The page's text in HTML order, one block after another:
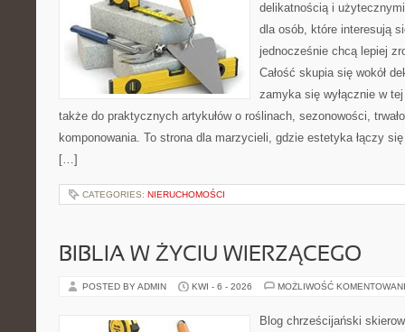
delikatnością i
dla osób, które interesują
jednocześnie chcą lepiej
Całość skupia się wokół
zamyka się wyłącznie w
także do praktycznych artykułów o roślinach, sezonowości,
komponowania. To strona dla marzycieli, gdzie estetyka łączy
[…]
CATEGORIES: NIERUCHOMOŚCI
BIBLIA W ŻYCIU WIERZĄCEGO
POSTED BY ADMIN KWI - 6 - 2026 MOŻLIWOŚĆ
Blog chrześcijański